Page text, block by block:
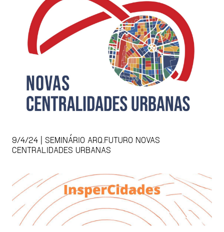
9/4/24 | SEMINÁRIO ARQ.FUTURO NOVAS
CENTRALIDADES URBANAS